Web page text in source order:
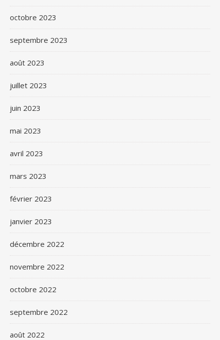
octobre 2023
septembre 2023
août 2023
juillet 2023
juin 2023
mai 2023
avril 2023
mars 2023
février 2023
janvier 2023
décembre 2022
novembre 2022
octobre 2022
septembre 2022
août 2022